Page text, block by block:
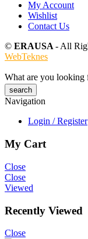
My Account
Wishlist
Contact Us
© ERAUSA - All
WebTeknes
What are you looking
Navigation
Login / Register
My Cart
Close
Close
Viewed
Recently Viewed
Close